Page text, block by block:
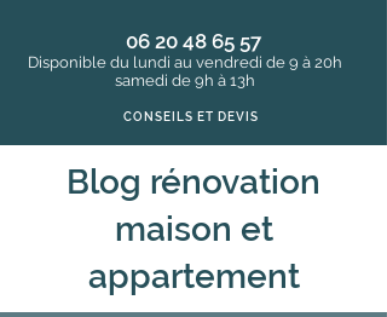
06 20 48 65 57
Disponible du lundi au vendredi de 9 à 20h
samedi de 9h à 13h
CONSEILS ET DEVIS
Blog rénovation
maison et
appartement